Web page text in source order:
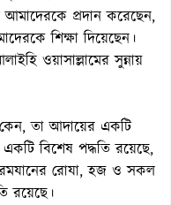
প্রদান করেছেন,
শিক্ষা দিয়েছেন।
ওয়াসাল্লামের সুন্নায়
তা আদায়ের একটি
বিশেষ পদ্ধতি রয়েছে,
রোযা, হজ ও সকল
রয়েছে।